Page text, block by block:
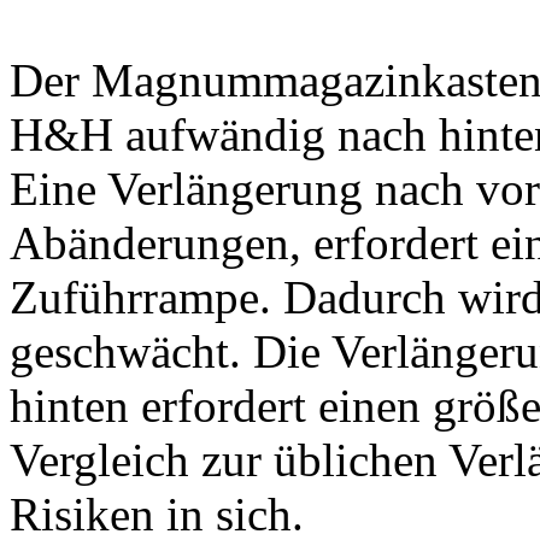
Der
H&H aufwändig nach
Eine Verlängerung nach
Abänderungen, erfordert
Zuführrampe. Dadurch
geschwächt. Die
hinten erfordert einen
Vergleich zur üblichen
Risiken in sich.